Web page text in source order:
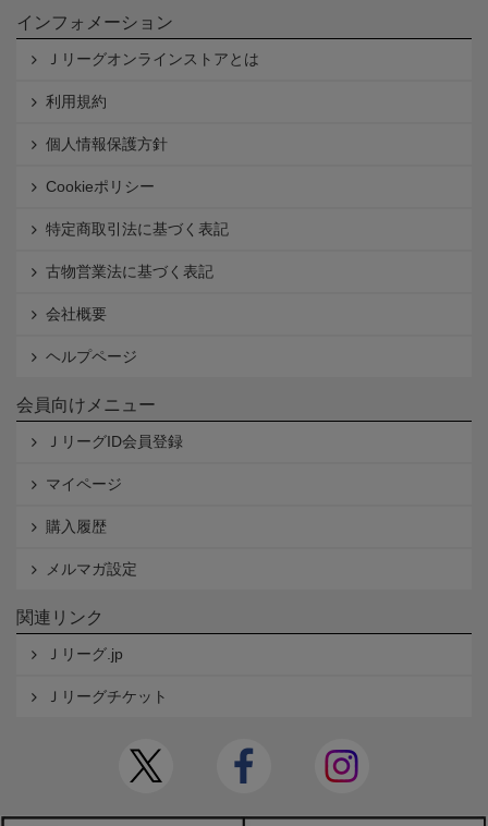
インフォメーション
Ｊリーグオンラインストアとは
利用規約
個人情報保護方針
Cookieポリシー
特定商取引法に基づく表記
古物営業法に基づく表記
会社概要
ヘルプページ
会員向けメニュー
ＪリーグID会員登録
マイページ
購入履歴
メルマガ設定
関連リンク
Ｊリーグ.jp
Ｊリーグチケット